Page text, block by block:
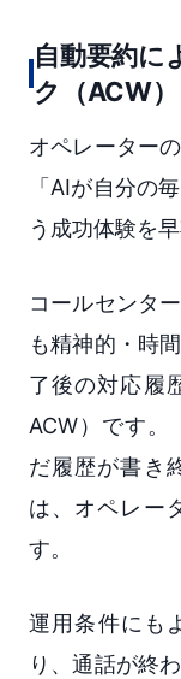
自動要約に
ク（ACW
オペレーター
「AIが自分の
う成功体験を
コールセンタ
も精神的・時
了後の対応履
ACW）です。
だ履歴が書き
は、オペレー
す。
運用条件にも
り、通話が終